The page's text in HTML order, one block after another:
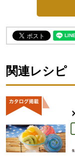
関連レシピ